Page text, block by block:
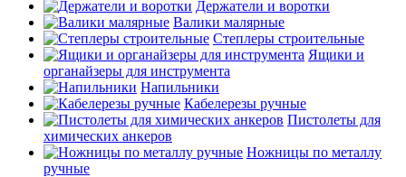
Держатели и воротки
Валики малярные
Степлеры строительные
Ящики и
органайзеры для инструмента
Напильники
Кабелерезы ручные
Пистолеты для
химических анкеров
Ножницы по металлу
ручные